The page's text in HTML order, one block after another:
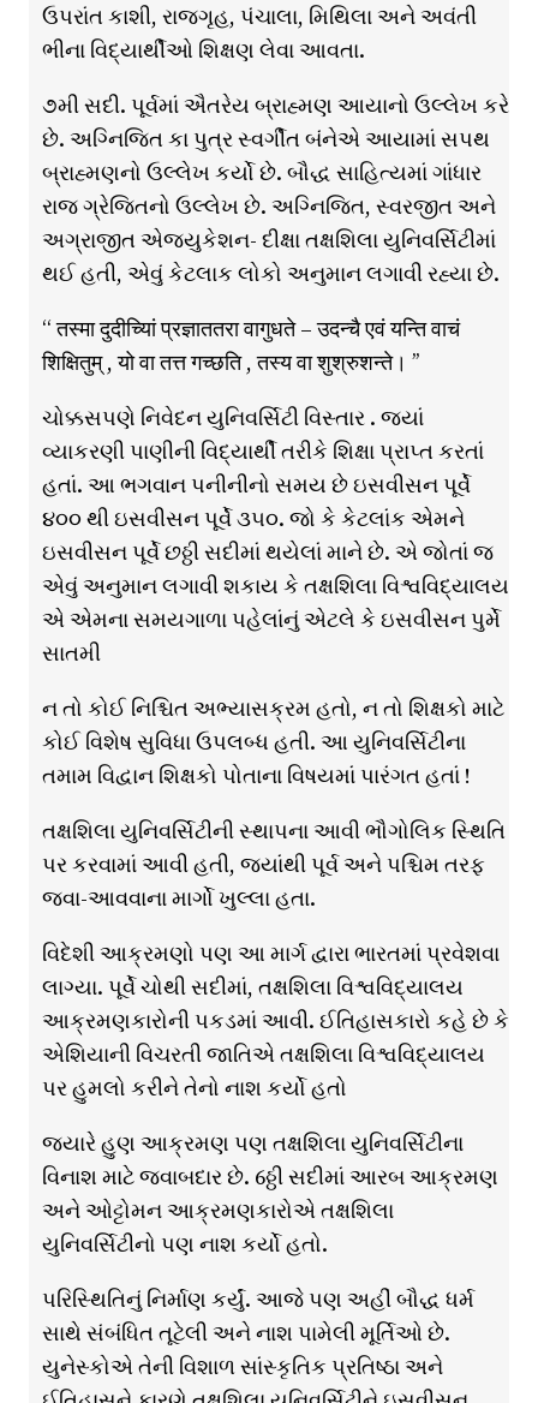
ઉપરાંત કાશી, રાજગૃહ, પંચાલા, મિથિલા અને અવંતી
ભીના વિદ્યાર્થીઓ શિક્ષણ લેવા આવતા.
૭મી સદી. પૂર્વમાં ઐતરેય બ્રાહ્મણ આયાનો ઉલ્લેખ કરે
છે. અગ્નિજિત કા પુત્ર સ્વર્ગીત બંનેએ આયામાં સપથ
બ્રાહ્મણનો ઉલ્લેખ કર્યો છે. બૌદ્ધ સાહિત્યમાં ગાંધાર
રાજ ગ્રેજિતનો ઉલ્લેખ છે. અગ્નિજિત, સ્વરજીત અને
અગ્રાજીત એજ્યુકેશન- દીક્ષા તક્ષશિલા યુનિવર્સિટીમાં
થઈ હતી, એવું કેટલાક લોકો અનુમાન લગાવી રહ્યા છે.
‘‘ तस्मा दुदीच्यिां प्रज्ञाततरा वागुधते – उदन्चै एवं यन्ति वाचं
शिक्षितुम् , यो वा तत्त गच्छति , तस्य वा शुश्रुशन्ते। ’’
ચોક્કસપણે નિવેદન યુનિવર્સિટી વિસ્તાર . જ્યાં
વ્યાકરણી પાણીની વિદ્યાર્થી તરીકે શિક્ષા પ્રાપ્ત કરતાં
હતાં. આ ભગવાન પનીનીનો સમય છે ઇસવીસન પૂર્વે
૪૦૦ થી ઇસવીસન પૂર્વે ૩૫૦. જો કે કેટલાંક એમને
ઇસવીસન પૂર્વે છઠ્ઠી સદીમાં થયેલાં માને છે. એ જોતાં જ
એવું અનુમાન લગાવી શકાય કે તક્ષશિલા વિશ્વવિદ્યાલય
એ એમના સમયગાળા પહેલાંનું એટલે કે ઇસવીસન પુર્મે
સાતમી
ન તો કોઈ નિશ્ચિત અભ્યાસક્રમ હતો, ન તો શિક્ષકો માટે
કોઈ વિશેષ સુવિધા ઉપલબ્ધ હતી. આ યુનિવર્સિટીના
તમામ વિદ્વાન શિક્ષકો પોતાના વિષયમાં પારંગત હતાં !
તક્ષશિલા યુનિવર્સિટીની સ્થાપના આવી ભૌગોલિક સ્થિતિ
પર કરવામાં આવી હતી, જ્યાંથી પૂર્વ અને પશ્ચિમ તરફ
જવા-આવવાના માર્ગો ખુલ્લા હતા.
વિદેશી આક્રમણો પણ આ માર્ગ દ્વારા ભારતમાં પ્રવેશવા
લાગ્યા. પૂર્વે ચોથી સદીમાં, તક્ષશિલા વિશ્વવિદ્યાલય
આક્રમણકારોની પકડમાં આવી. ઈતિહાસકારો કહે છે કે
એશિયાની વિચરતી જાતિએ તક્ષશિલા વિશ્વવિદ્યાલય
પર હુમલો કરીને તેનો નાશ કર્યો હતો
જ્યારે હુણ આક્રમણ પણ તક્ષશિલા યુનિવર્સિટીના
વિનાશ માટે જવાબદાર છે. 6ઠ્ઠી સદીમાં આરબ આક્રમણ
અને ઓટ્ટોમન આક્રમણકારોએ તક્ષશિલા
યુનિવર્સિટીનો પણ નાશ કર્યો હતો.
પરિસ્થિતિનું નિર્માણ કર્યું. આજે પણ અહીં બૌદ્ધ ધર્મ
સાથે સંબંધિત તૂટેલી અને નાશ પામેલી મૂર્તિઓ છે.
યુનેસ્કોએ તેની વિશાળ સાંસ્કૃતિક પ્રતિષ્ઠા અને